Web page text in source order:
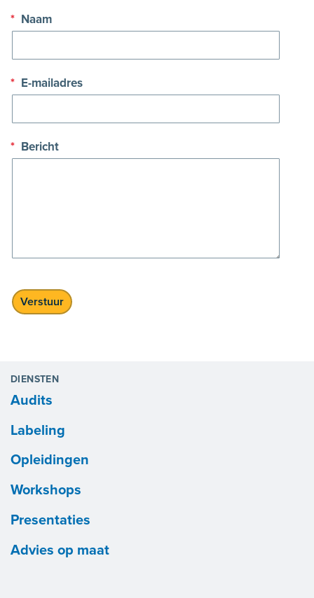
* Naam
* E-mailadres
* Bericht
DIENSTEN
Audits
Labeling
Opleidingen
Workshops
Presentaties
Advies op maat